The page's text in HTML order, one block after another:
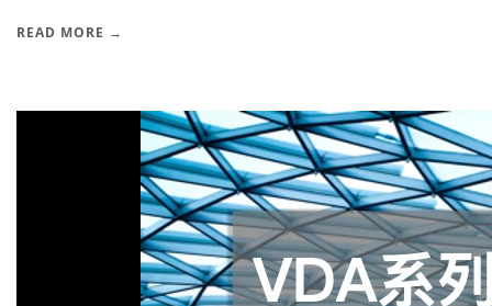
READ MORE →